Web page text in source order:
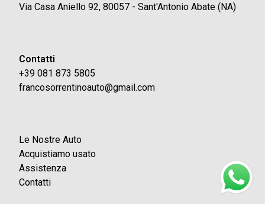
Via Casa Aniello 92, 80057 - Sant'Antonio Abate (NA)
Contatti
+39 081 873 5805
francosorrentinoauto@gmail.com
Le Nostre Auto
Acquistiamo usato
Assistenza
Contatti